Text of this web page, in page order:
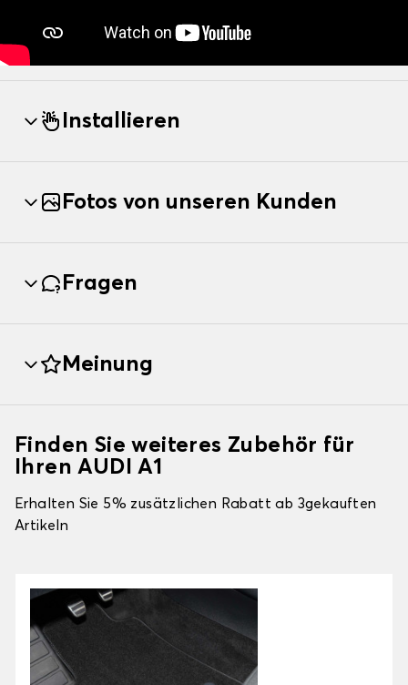
Installieren
Fotos von unseren Kunden
Fragen
Meinung
Finden Sie weiteres Zubehör für
Ihren AUDI A1
Erhalten Sie 5% zusätzlichen Rabatt ab 3gekauften
Artikeln